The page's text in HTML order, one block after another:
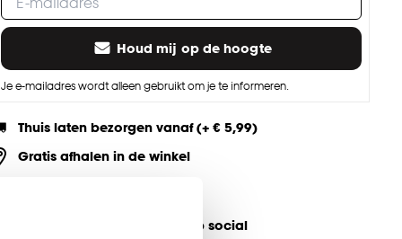
Houd mij op de hoogte
Je e-mailadres wordt alleen gebruikt om je te informeren.
Thuis laten bezorgen vanaf (+ € 5,99)
Gratis afhalen in de winkel
jouw product & volg ons op social